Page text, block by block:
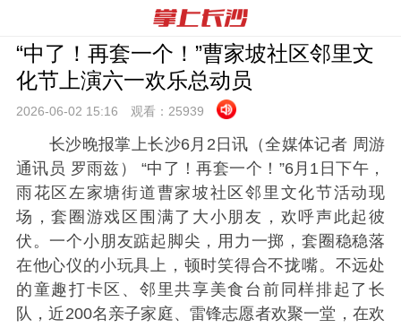
“中了！再套一个！”曹家坡社区邻里文
化节上演六一欢乐总动员
2026-06-02 15:16 观看： 25939
长沙晚报掌上长沙6月2日讯（全媒体记者 周游
通讯员 罗雨兹） “中了！再套一个！”6月1日下午，
雨花区左家塘街道曹家坡社区邻里文化节活动现
场，套圈游戏区围满了大小朋友，欢呼声此起彼
伏。一个小朋友踮起脚尖，用力一掷，套圈稳稳落
在他心仪的小玩具上，顿时笑得合不拢嘴。不远处
的童趣打卡区、邻里共享美食台前同样排起了长
队，近200名亲子家庭、雷锋志愿者欢聚一堂，在欢